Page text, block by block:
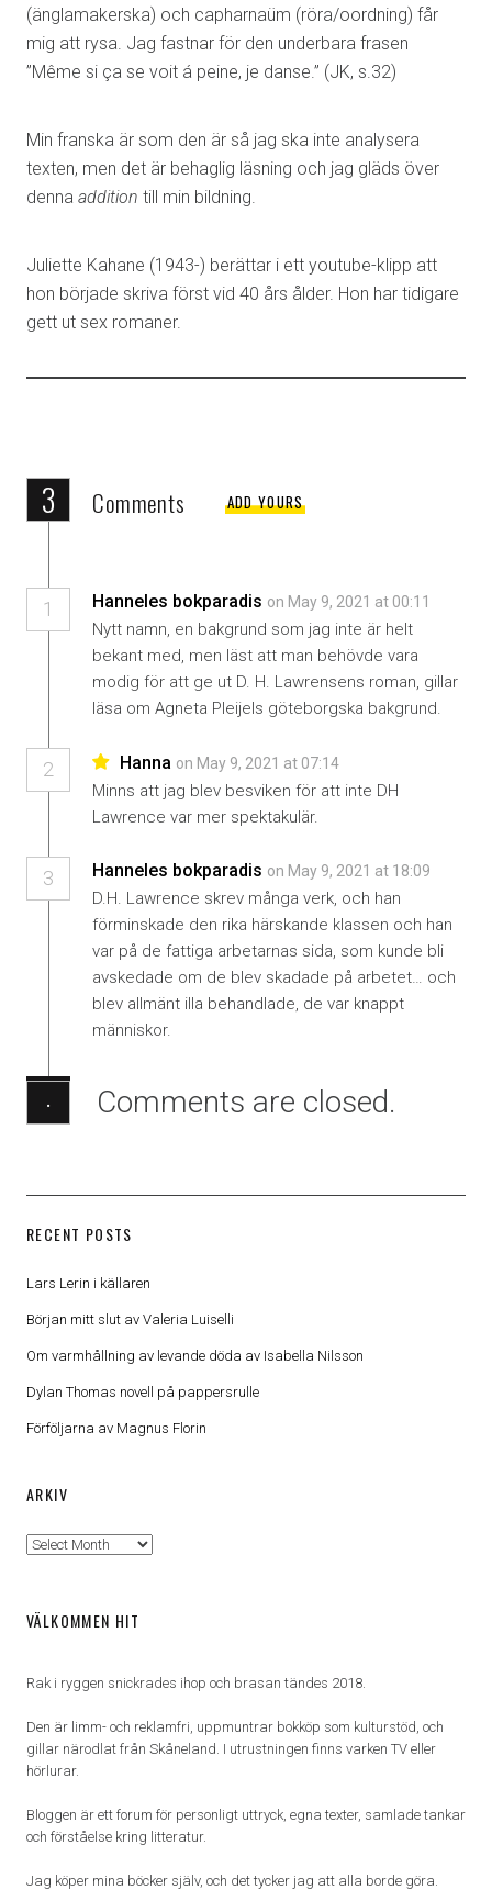
(änglamakerska) och capharnaüm (röra/oordning) får
mig att rysa. Jag fastnar för den underbara frasen
”Même si ça se voit á peine, je danse.” (JK, s.32)
Min franska är som den är så jag ska inte analysera
texten, men det är behaglig läsning och jag gläds över
denna addition till min bildning.
Juliette Kahane (1943-) berättar i ett youtube-klipp att
hon började skriva först vid 40 års ålder. Hon har tidigare
gett ut sex romaner.
3 Comments ADD YOURS
1 Hanneles bokparadis on May 9, 2021 at 00:11
Nytt namn, en bakgrund som jag inte är helt
bekant med, men läst att man behövde vara
modig för att ge ut D. H. Lawrensens roman, gillar
läsa om Agneta Pleijels göteborgska bakgrund.
2 Hanna on May 9, 2021 at 07:14
Minns att jag blev besviken för att inte DH
Lawrence var mer spektakulär.
3 Hanneles bokparadis on May 9, 2021 at 18:09
D.H. Lawrence skrev många verk, och han
förminskade den rika härskande klassen och han
var på de fattiga arbetarnas sida, som kunde bli
avskedade om de blev skadade på arbetet… och
blev allmänt illa behandlade, de var knappt
människor.
· Comments are closed.
RECENT POSTS
Lars Lerin i källaren
Början mitt slut av Valeria Luiselli
Om varmhållning av levande döda av Isabella Nilsson
Dylan Thomas novell på pappersrulle
Förföljarna av Magnus Florin
ARKIV
Arkiv
VÄLKOMMEN HIT
Rak i ryggen snickrades ihop och brasan tändes 2018.
Den är limm- och reklamfri, uppmuntrar bokköp som kulturstöd, och
gillar närodlat från Skåneland. I utrustningen finns varken TV eller
hörlurar.
Bloggen är ett forum för personligt uttryck, egna texter, samlade tankar
och förståelse kring litteratur.
Jag köper mina böcker själv, och det tycker jag att alla borde göra.